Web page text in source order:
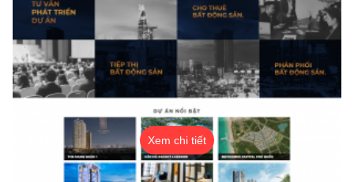
Xem chi tiết